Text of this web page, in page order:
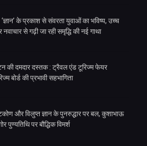
के प्रकाश से संवरता युवाओं का भविष्य, उच्च
नवाचार से गढ़ी जा रही समृद्धि की नई गाथा
की दमदार दस्तक : ट्रैवल एंड टूरिज्म फेयर
बोर्ड की प्रभावी सहभागिता
और विलुप्त ज्ञान के पुनरुद्धार पर बल, कुशाभाऊ
पुण्यतिथि पर बौद्धिक विमर्श